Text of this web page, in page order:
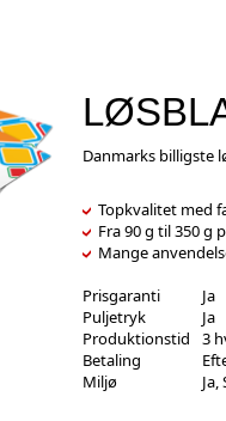
Danmarks billigste
Topkvalitet med
Fra 90 g til 350 g
Mange
Prisgaranti
Ja
Puljetryk
Ja
Produktionstid
3
Betaling
Miljø